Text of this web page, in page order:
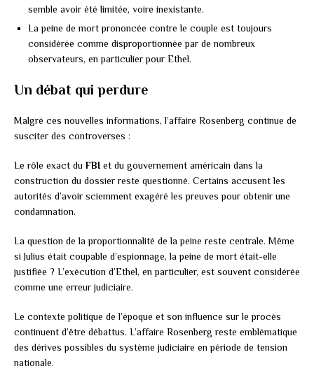
semble avoir été limitée, voire inexistante.
La peine de mort prononcée contre le couple est toujours
considérée comme disproportionnée par de nombreux
observateurs, en particulier pour Ethel.
Un débat qui perdure
Malgré ces nouvelles informations, l’affaire Rosenberg continue de
susciter des controverses :
Le rôle exact du FBI et du gouvernement américain dans la
construction du dossier reste questionné. Certains accusent les
autorités d’avoir sciemment exagéré les preuves pour obtenir une
condamnation.
La question de la proportionnalité de la peine reste centrale. Même
si Julius était coupable d’espionnage, la peine de mort était-elle
justifiée ? L’exécution d’Ethel, en particulier, est souvent considérée
comme une erreur judiciaire.
Le contexte politique de l’époque et son influence sur le procès
continuent d’être débattus. L’affaire Rosenberg reste emblématique
des dérives possibles du système judiciaire en période de tension
nationale.